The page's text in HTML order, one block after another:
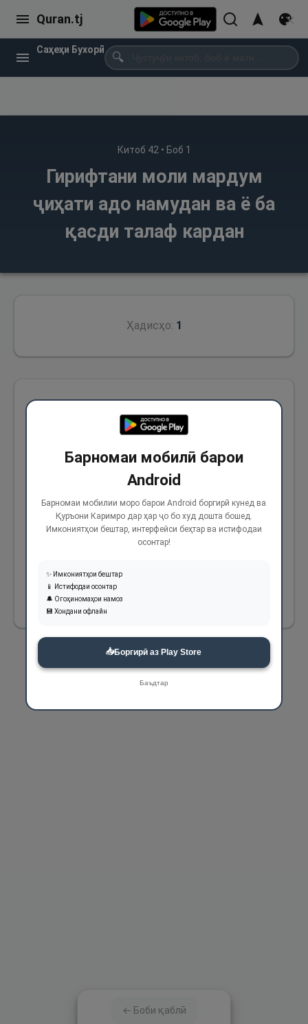
Quran.tj
Саҳеҳи Бухорӣ
🔍
Китоб 42 • Боб 1
Гирифтани моли мардум
ҷиҳати адо намудан ва ё ба
қасди талаф кардан
Ҳадисҳо: 1
Аз Абӯҳурайра (р) аз Паёмбари Худо (с)
ривоят аст, ки фармуданд: «Касе, ки моли
мардумро бигирад ва қасдаш адои он
бошад, Худованди мутаъол асбоби адои
онро муҳайё месозад ва касе, ки моли
мардумро бигирад ва қасдаш талаф кардан
ва аз байн бурдани он бошад, Худованди
мутаъол асбоби талаф шудани он молро
муҳайё месозад».
← Боби қаблӣ
Барномаи мобилӣ барои
Android
Барномаи мобилии моро барои Android боргирӣ кунед ва
Қуръони Каримро дар ҳар ҷо бо худ дошта бошед.
Имкониятҳои бештар, интерфейси беҳтар ва истифодаи
осонтар!
✨ Имкониятҳои бештар
📱 Истифодаи осонтар
🔔 Огоҳиномаҳои намоз
💾 Хондани офлайн
📥Боргирӣ аз Play Store
Баъдтар